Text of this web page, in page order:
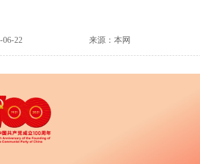
06-22 来源：本网